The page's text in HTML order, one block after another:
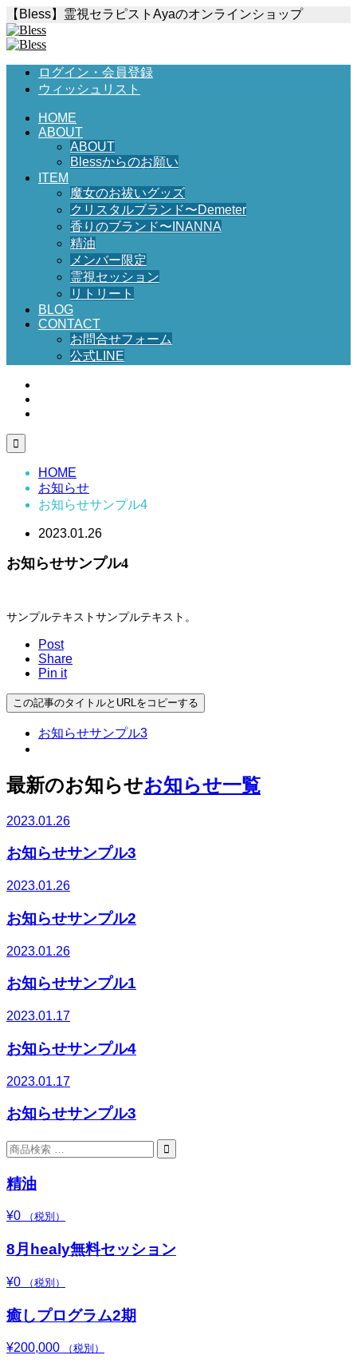
【Bless】霊視セラピストAyaのオンラインショップ
ログイン・会員登録
ウィッシュリスト
HOME
ABOUT
ABOUT
Blessからのお願い
ITEM
魔女のお祓いグッズ
クリスタルブランド〜Demeter
香りのブランド〜INANNA
精油
メンバー限定
霊視セッション
リトリート
BLOG
CONTACT
お問合せフォーム
公式LINE

HOME
お知らせ
お知らせサンプル4
2023.01.26
お知らせサンプル4
サンプルテキストサンプルテキスト。
Post
Share
Pin it
この記事のタイトルとURLをコピーする
お知らせサンプル3
最新のお知らせお知らせ一覧
2023.01.26
お知らせサンプル3
2023.01.26
お知らせサンプル2
2023.01.26
お知らせサンプル1
2023.01.17
お知らせサンプル4
2023.01.17
お知らせサンプル3
検
対

精油
¥0 （税別）
8月healy無料セッション
¥0 （税別）
癒しプログラム2期
¥200,000 （税別）